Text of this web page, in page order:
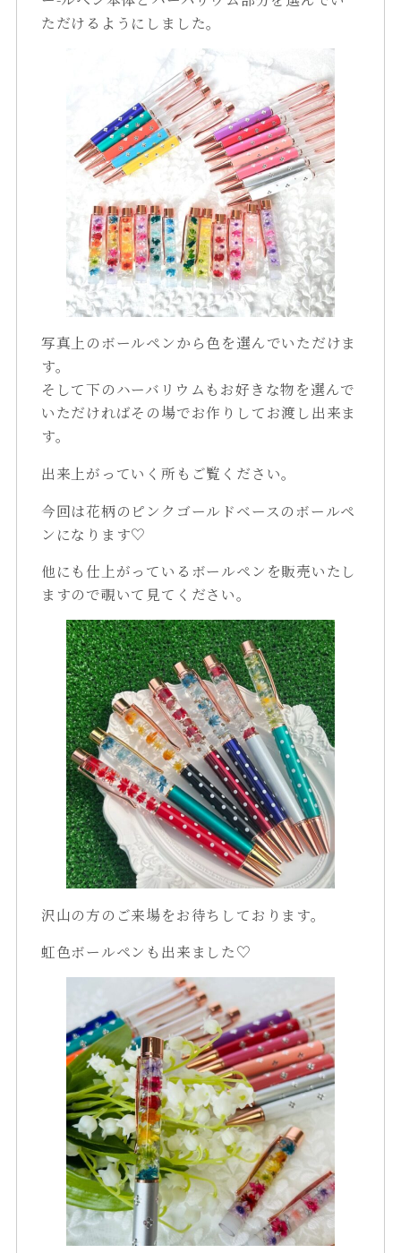
ただけるようにしました。
写真上のボールペンから色を選んでいただけま
す。
そして下のハーバリウムもお好きな物を選んで
いただければその場でお作りしてお渡し出来ま
す。
出来上がっていく所もご覧ください。
今回は花柄のピンクゴールドベースのボールペ
ンになります♡
他にも仕上がっているボールペンを販売いたし
ますので覗いて見てください。
沢山の方のご来場をお待ちしております。
虹色ボールペンも出来ました♡